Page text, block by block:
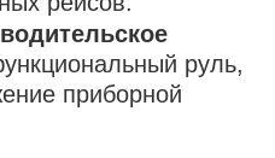
руль,
приборной